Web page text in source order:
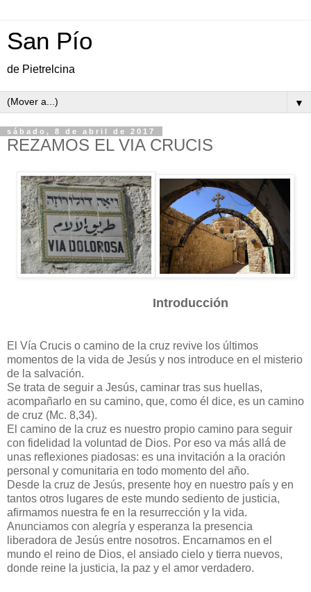
San Pío
de Pietrelcina
▼
sábado, 8 de abril de 2017
REZAMOS EL VIA CRUCIS
Introducción
El Vía Crucis o camino de la cruz revive los últimos
momentos de la vida de Jesús y nos introduce en el misterio
de la salvación.
Se trata de seguir a Jesús, caminar tras sus huellas,
acompañarlo en su camino, que, como él dice, es un camino
de cruz (Mc. 8,34).
El camino de la cruz es nuestro propio camino para seguir
con fidelidad la voluntad de Dios. Por eso va más allá de
unas reflexiones piadosas: es una invitación a la oración
personal y comunitaria en todo momento del año.
Desde la cruz de Jesús, presente hoy en nuestro país y en
tantos otros lugares de este mundo sediento de justicia,
afirmamos nuestra fe en la resurrección y la vida.
Anunciamos con alegría y esperanza la presencia
liberadora de Jesús entre nosotros. Encarnamos en el
mundo el reino de Dios, el ansiado cielo y tierra nuevos,
donde reine la justicia, la paz y el amor verdadero.